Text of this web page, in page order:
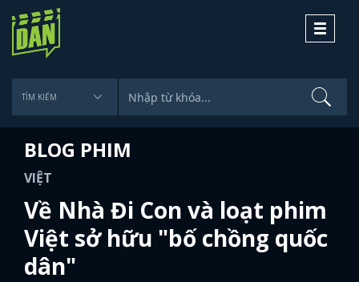
Toggle
BLOG PHIM
VIỆT
Về Nhà Đi Con và loạt phim
Việt sở hữu "bố chồng quốc
dân"